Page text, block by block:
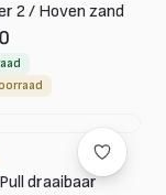
2 / Hoven zand
draaibaar